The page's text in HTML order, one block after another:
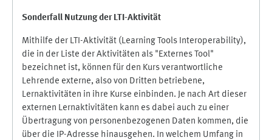
Sonderfall Nutzung der LTI-Aktivität
Mithilfe der LTI-Aktivität (Learning Tools Interoperability),
die in der Liste der Aktivitäten als "Externes Tool"
bezeichnet ist, können für den Kurs verantwortliche
Lehrende externe, also von Dritten betriebene,
Lernaktivitäten in ihre Kurse einbinden. Je nach Art dieser
externen Lernaktivitäten kann es dabei auch zu einer
Übertragung von personenbezogenen Daten kommen, die
über die IP-Adresse hinausgehen. In welchem Umfang in